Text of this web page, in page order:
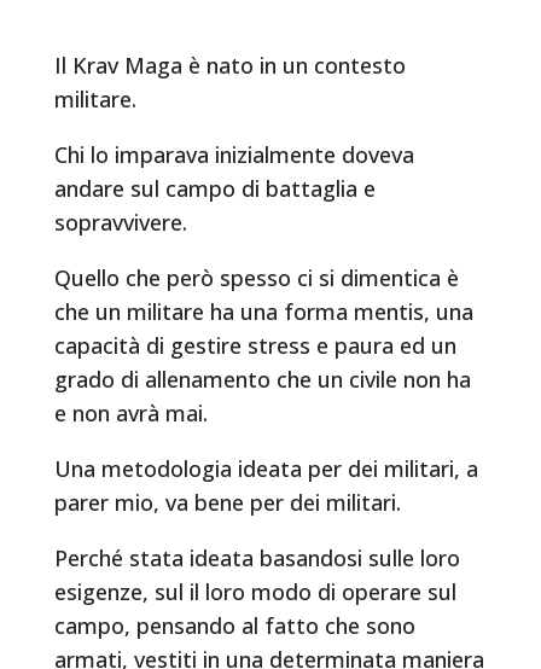
Il Krav Maga è nato in un contesto
militare.
Chi lo imparava inizialmente doveva
andare sul campo di battaglia e
sopravvivere.
Quello che però spesso ci si dimentica è
che un militare ha una forma mentis, una
capacità di gestire stress e paura ed un
grado di allenamento che un civile non ha
e non avrà mai.
Una metodologia ideata per dei militari, a
parer mio, va bene per dei militari.
Perché stata ideata basandosi sulle loro
esigenze, sul il loro modo di operare sul
campo, pensando al fatto che sono
armati, vestiti in una determinata maniera